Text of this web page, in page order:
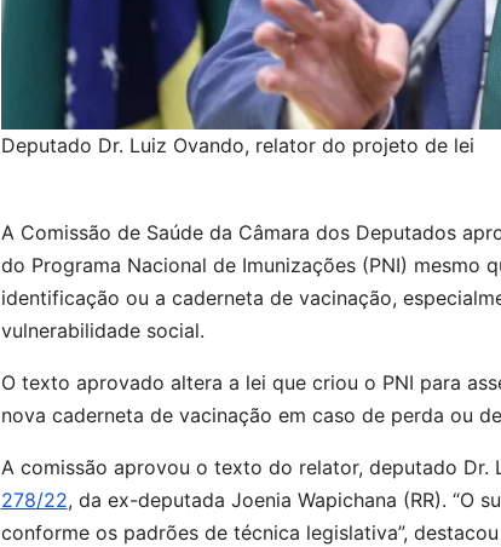
Deputado Dr. Luiz Ovando, relator do projeto de lei
A Comissão de Saúde da Câmara dos Deputados
do Programa Nacional de Imunizações (PNI) mesmo
identificação ou a caderneta de vacinação,
vulnerabilidade social.
O texto aprovado altera a lei que criou o PNI para
nova caderneta de vacinação em caso de perda ou
A comissão aprovou o texto do relator, deputado Dr.
278/22, da ex-deputada Joenia Wapichana (RR). “O
conforme os padrões de técnica legislativa”,